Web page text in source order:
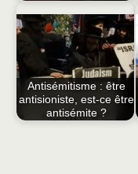
Antisémitisme : être
antisioniste, est-ce être
antisémite ?